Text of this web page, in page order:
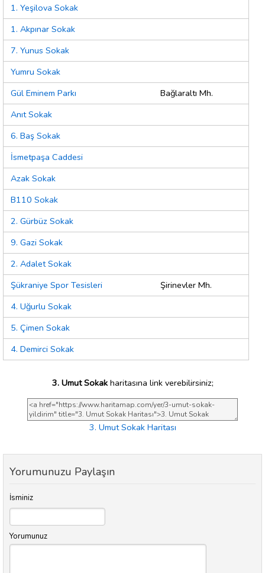
1. Yeşilova Sokak
1. Akpınar Sokak
7. Yunus Sokak
Yumru Sokak
Gül Eminem Parkı
Bağlaraltı Mh.
Anıt Sokak
6. Baş Sokak
İsmetpaşa Caddesi
Azak Sokak
B110 Sokak
2. Gürbüz Sokak
9. Gazi Sokak
2. Adalet Sokak
Şükraniye Spor Tesisleri
Şirinevler Mh.
4. Uğurlu Sokak
5. Çimen Sokak
4. Demirci Sokak
3. Umut Sokakharitasına link verebilirsiniz;
3. Umut Sokak Haritası
Yorumunuzu Paylaşın
İsminiz
Yorumunuz